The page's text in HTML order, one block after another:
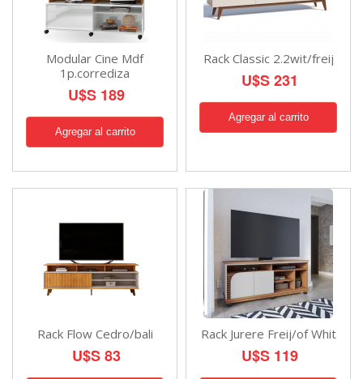
Modular Cine Mdf
1p.corrediza
U$S 189
Rack Classic 2.2wit/freij
U$S 231
Rack Flow Cedro/bali
U$S 83
Rack Jurere Freij/of Whit
U$S 119